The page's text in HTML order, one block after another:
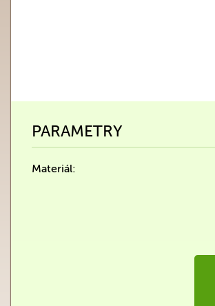
PARAMETRY
Materiál: